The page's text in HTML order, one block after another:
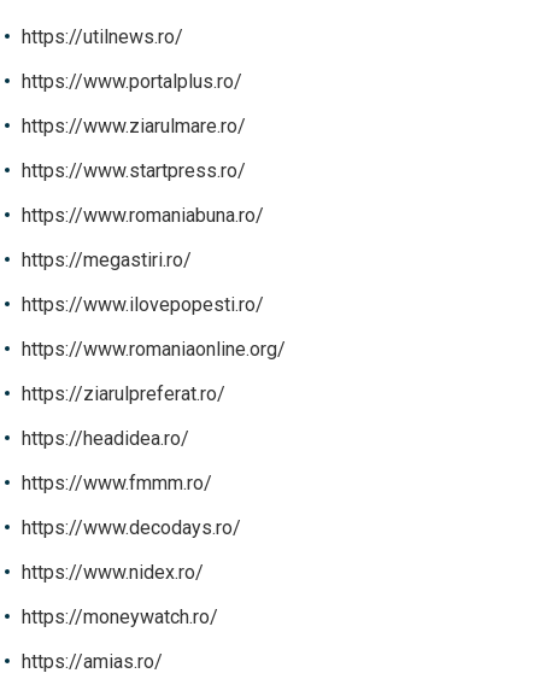
https://utilnews.ro/
https://www.portalplus.ro/
https://www.ziarulmare.ro/
https://www.startpress.ro/
https://www.romaniabuna.ro/
https://megastiri.ro/
https://www.ilovepopesti.ro/
https://www.romaniaonline.org/
https://ziarulpreferat.ro/
https://headidea.ro/
https://www.fmmm.ro/
https://www.decodays.ro/
https://www.nidex.ro/
https://moneywatch.ro/
https://amias.ro/